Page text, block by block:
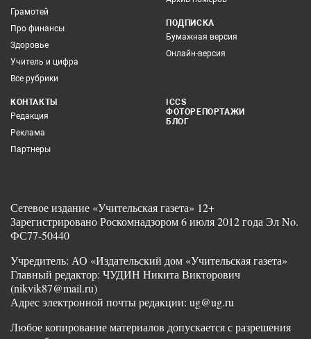
Грамотей
Про финансы
Здоровье
Учитель и цифра
Все рубрики
ПОДПИСКА
Бумажная версия
Онлайн-версия
КОНТАКТЫ
Редакция
Реклама
Партнеры
ICCS
ФОТОРЕПОРТАЖИ
БЛОГ
Сетевое издание «Учительская газета» 12+
Зарегистрировано Роскомнадзором 6 июля 2012 года Эл No.
ФС77-50440
Учредитель: АО «Издательский дом «Учительская газета»
Главный редактор: ЧУДИН Никита Викторович
(nikvik87@mail.ru)
Адрес электронной почты редакции: ug@ug.ru
Любое копирование материалов допускается с разрешения